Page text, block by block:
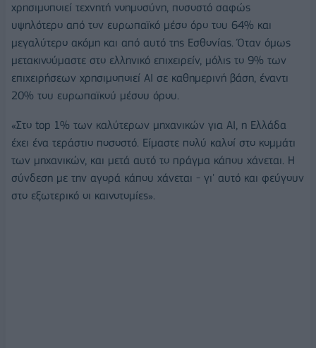
χρησιμοποιεί τεχνητή νοημοσύνη, ποσοστό σαφώς
υψηλότερο από τον ευρωπαϊκό μέσο όρο του 64% και
μεγαλύτερο ακόμη και από αυτό της Εσθονίας. Όταν όμως
μετακινούμαστε στο ελληνικό επιχειρείν, μόλις το 9% των
επιχειρήσεων χρησιμοποιεί ΑΙ σε καθημερινή βάση, έναντι
20% του ευρωπαϊκού μέσου όρου.
«Στο top 1% των καλύτερων μηχανικών για AI, η Ελλάδα
έχει ένα τεράστιο ποσοστό. Είμαστε πολύ καλοί στο κομμάτι
των μηχανικών, και μετά αυτό το πράγμα κάπου χάνεται. Η
σύνδεση με την αγορά κάπου χάνεται - γι' αυτό και φεύγουν
στο εξωτερικό οι καινοτομίες».